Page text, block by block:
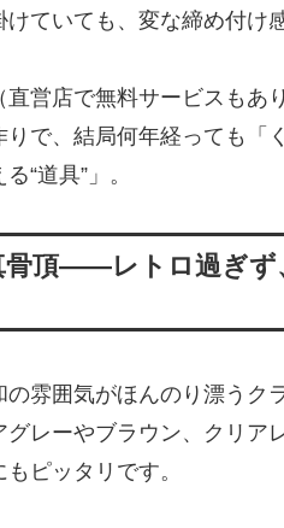
ていても、変な締め付け
営店で無料サービスもあ
で、結局何年経っても「
“道具”」。
骨頂――レトロ過ぎず
雰囲気がほんのり漂うク
レーやブラウン、クリア
ピッタリです。